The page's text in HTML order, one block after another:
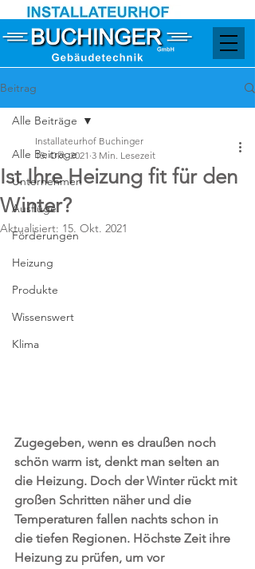
Beitrag
Alle Beiträge
Unternehmen
Ausflüge
Förderungen
Heizung
Produkte
Wissenswert
Klima
Alle Beiträge
Ist Ihre Heizung fit für den
Winter?
Installateurhof Buchinger
15. Okt. 2021 3 Min. Lesezeit
Aktualisiert: 15. Okt. 2021
Zugegeben, wenn es draußen noch
schön warm ist, denkt man selten an
die Heizung. Doch der Winter rückt mit
großen Schritten näher und die
Temperaturen fallen nachts schon in
die tiefen Regionen. Höchste Zeit ihre
Heizung zu prüfen, um vor